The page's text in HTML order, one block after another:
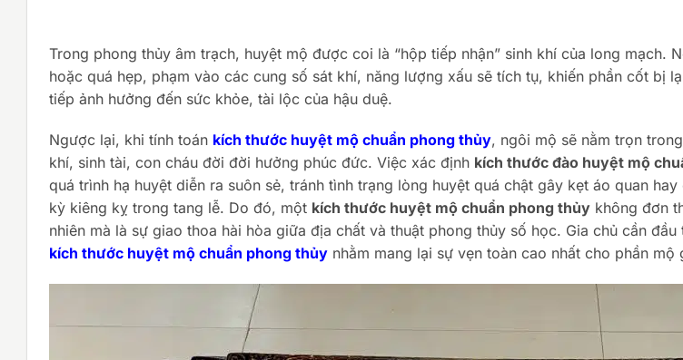
Trong phong thủy âm trạch, huyệt mộ được coi là “hộp tiếp nhận” sinh khí của long mạch.
hoặc quá hẹp, phạm vào các cung số sát khí, năng lượng xấu sẽ tích tụ, khiến phần cốt bị
tiếp ảnh hưởng đến sức khỏe, tài lộc của hậu duệ.
Ngược lại, khi tính toán kích thước huyệt mộ chuẩn phong thủy, ngôi mộ sẽ nằm trọn
khí, sinh tài, con cháu đời đời hưởng phúc đức. Việc xác định kích thước đào huyệt mộ
quá trình hạ huyệt diễn ra suôn sẻ, tránh tình trạng lòng huyệt quá chật gây kẹt áo quan
kỳ kiêng kỵ trong tang lễ. Do đó, một kích thước huyệt mộ chuẩn phong thủy không đơn
nhiên mà là sự giao thoa hài hòa giữa địa chất và thuật phong thủy số học. Gia chủ cần
kích thước huyệt mộ chuẩn phong thủy nhằm mang lại sự vẹn toàn cao nhất cho phần mộ